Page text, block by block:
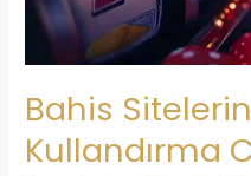
Bahis
Kullandırma